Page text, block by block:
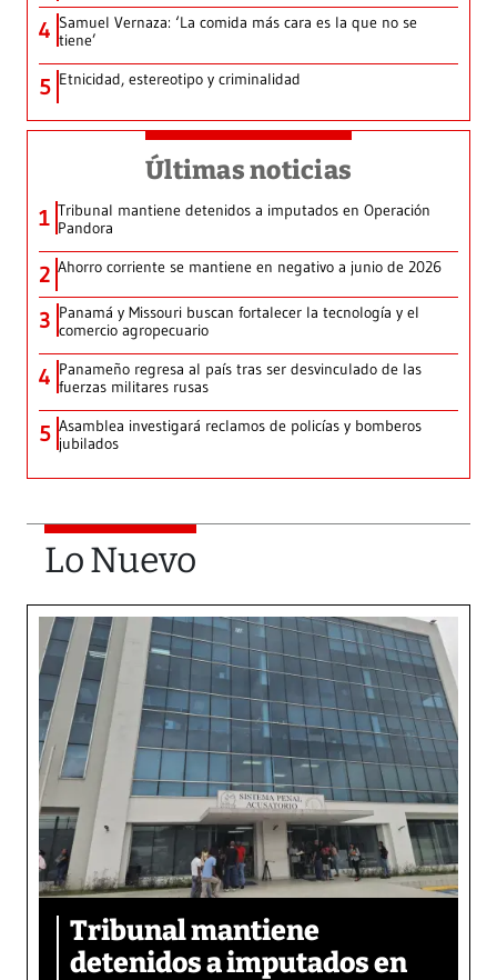
4 Samuel Vernaza: ‘La comida más cara es la que no se
tiene’
5 Etnicidad, estereotipo y criminalidad
Últimas noticias
1 Tribunal mantiene detenidos a imputados en Operación
Pandora
2 Ahorro corriente se mantiene en negativo a junio de 2026
3 Panamá y Missouri buscan fortalecer la tecnología y el
comercio agropecuario
4 Panameño regresa al país tras ser desvinculado de las
fuerzas militares rusas
5 Asamblea investigará reclamos de policías y bomberos
jubilados
Lo Nuevo
Tribunal mantiene
detenidos a imputados en